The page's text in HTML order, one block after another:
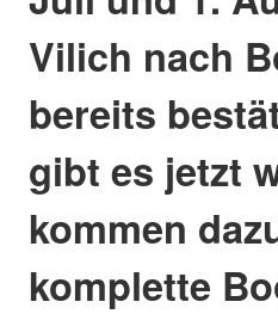
Vilich nach
bereits
gibt es jetzt
kommen
komplette